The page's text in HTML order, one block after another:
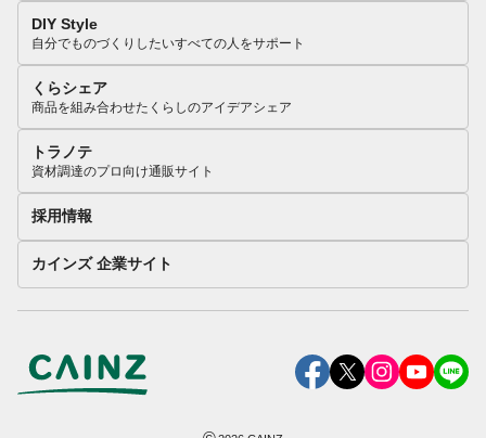
DIY Style
自分でものづくりしたいすべての人をサポート
くらシェア
商品を組み合わせたくらしのアイデアシェア
トラノテ
資材調達のプロ向け通販サイト
採用情報
カインズ 企業サイト